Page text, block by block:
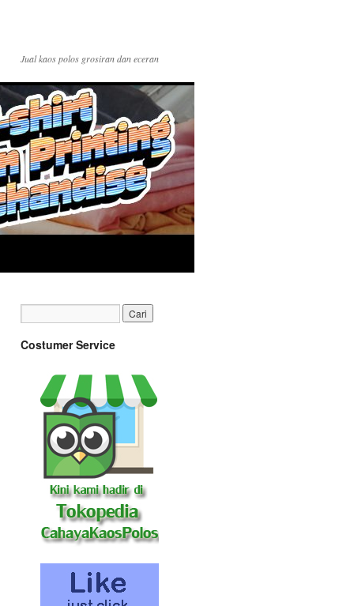
Jual kaos polos grosiran dan eceran
Costumer Service